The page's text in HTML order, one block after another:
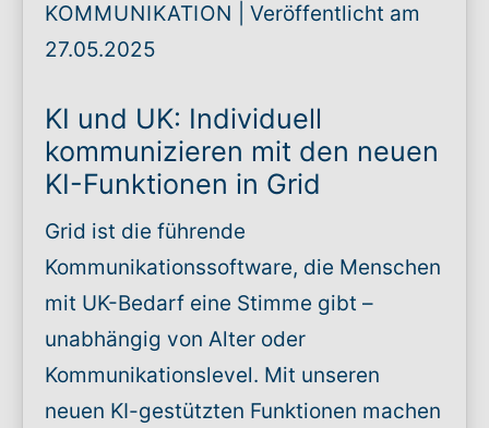
KOMMUNIKATION
|Veröffentlicht am
27.05.2025
KI und UK: Individuell
kommunizieren mit den neuen
KI-Funktionen in Grid
Grid ist die führende
Kommunikationssoftware, die Menschen
mit UK-Bedarf eine Stimme gibt –
unabhängig von Alter oder
Kommunikationslevel. Mit unseren
neuen KI-gestützten Funktionen machen